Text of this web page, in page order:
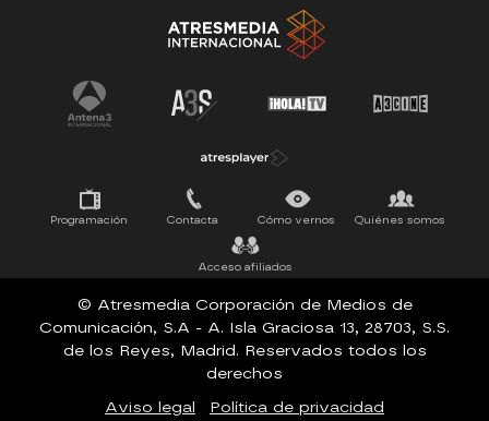
Tu cara me suena Pasapalabra
Programación Contacta Cómo vernos Quiénes somos
Acceso afiliados
© Atresmedia Corporación de Medios de
Comunicación, S.A - A. Isla Graciosa 13, 28703, S.S.
de los Reyes, Madrid. Reservados todos los
derechos
Aviso legal
Política de privacidad